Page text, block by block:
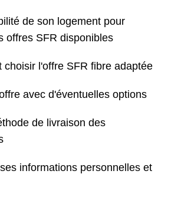
de son logement pour
offres SFR disponibles
choisir l'offre SFR fibre adaptée
avec d'éventuelles options
de livraison des
informations personnelles et